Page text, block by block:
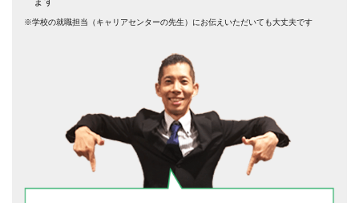
※学校の就職担当（キャリアセンターの先生）にお伝えいただいても大丈夫です